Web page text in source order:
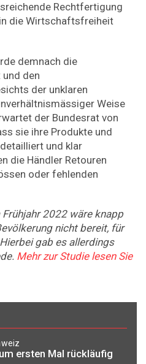
Rechtfertigung
die Wirtschaftsfreiheit
demnach die
den
der unklaren
Weise
der Bundesrat von
sie ihre Produkte und
und klar
die Händler Retouren
oder fehlenden
2022 wäre knapp
nicht bereit, für
gab es allerdings
Mehr zur Studie lesen Sie
ersten Mal rückläufig